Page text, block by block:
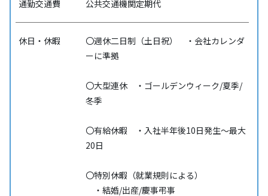
通勤交通費 公共交通機関定期代
休日・休暇
〇週休二日制（土日祝） ・会社カレンダ
ーに準拠
〇大型連休 ・ゴールデンウィーク/夏季/
冬季
〇有給休暇 ・入社半年後10日発生～最大
20日
〇特別休暇（就業規則による）
・結婚/出産/慶事弔事